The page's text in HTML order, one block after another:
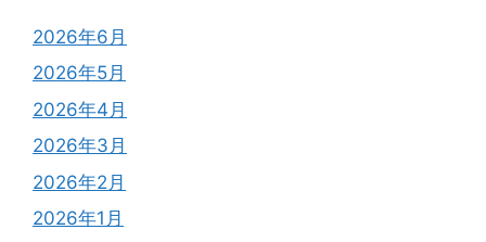
2026年6月
2026年5月
2026年4月
2026年3月
2026年2月
2026年1月